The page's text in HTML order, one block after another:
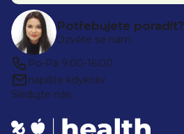
Potřebujete poradit?
Ozvěte se nám
Po-Pá 9:00-16:00
napište kdykoliv
Sledujte nás: